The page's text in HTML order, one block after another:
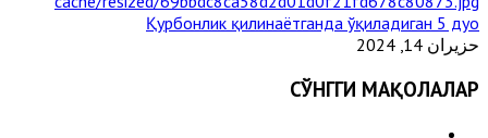
Қурбонлик қилинаётганда ўқиладиган 5 дуо
حزيران 14, 2024
СЎНГГИ МАҚОЛАЛАР